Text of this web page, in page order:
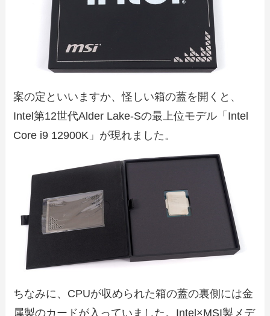
案の定といいますか、怪しい箱の蓋を開くと、
Intel第12世代Alder Lake-Sの最上位モデル「Intel
Core i9 12900K」が現れました。
ちなみに、CPUが収められた箱の蓋の裏側には金
属製のカードが入っていました。Intel×MSI製メデ